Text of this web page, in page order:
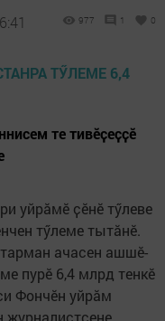
977 1 0
те тивӗҫеҫҫӗ
уйрӑмӗ ҫӗнӗ тӳлеве
тӳлеме тытӑнӗ.
ачасен ашшӗ-
пурӗ 6,4 млрд тенкӗ
Фончӗн уйрӑм
журналистсене